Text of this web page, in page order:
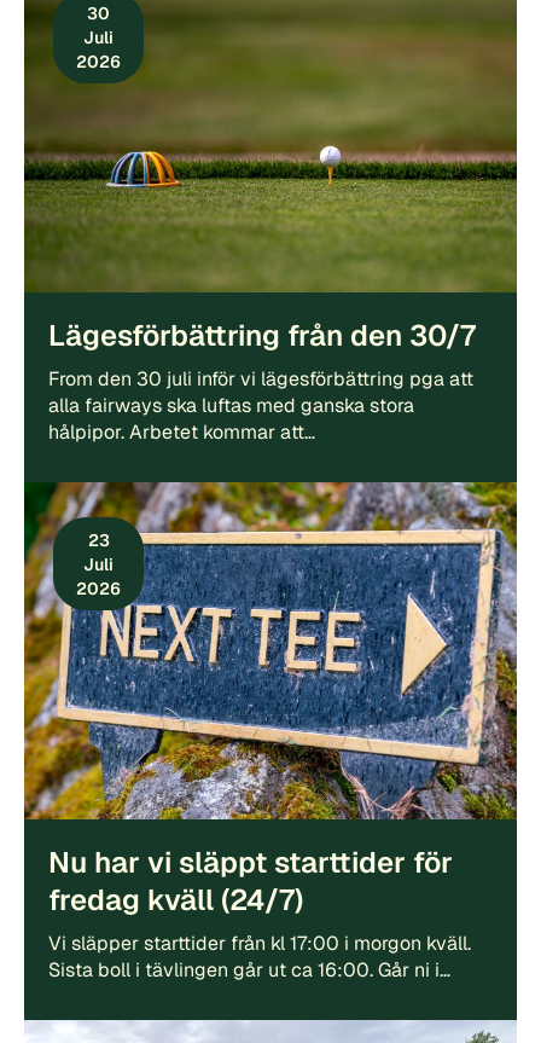
30
Juli
2026
Lägesförbättring från den 30/7
From den 30 juli inför vi lägesförbättring pga att
alla fairways ska luftas med ganska stora
hålpipor. Arbetet kommar att…
23
Juli
2026
Nu har vi släppt starttider för
fredag kväll (24/7)
Vi släpper starttider från kl 17:00 i morgon kväll.
Sista boll i tävlingen går ut ca 16:00. Går ni i…